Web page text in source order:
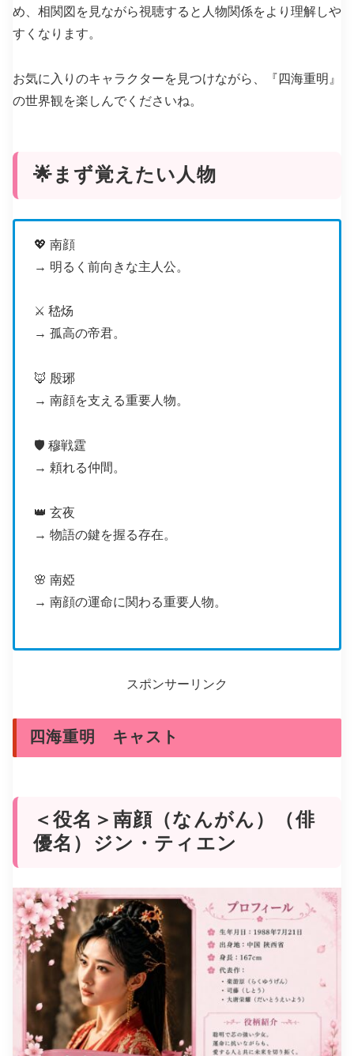
め、相関図を見ながら視聴すると人物関係をより理解しや
すくなります。
お気に入りのキャラクターを見つけながら、『四海重明』
の世界観を楽しんでくださいね。
🌟まず覚えたい人物
💖 南顔
→ 明るく前向きな主人公。
⚔️ 嵇炀
→ 孤高の帝君。
🦊 殷琊
→ 南顔を支える重要人物。
🛡️ 穆戦霆
→ 頼れる仲間。
👑 玄夜
→ 物語の鍵を握る存在。
🌸 南婭
→ 南顔の運命に関わる重要人物。
スポンサーリンク
四海重明 キャスト
＜役名＞南顔（なんがん）（俳
優名）ジン・ティエン